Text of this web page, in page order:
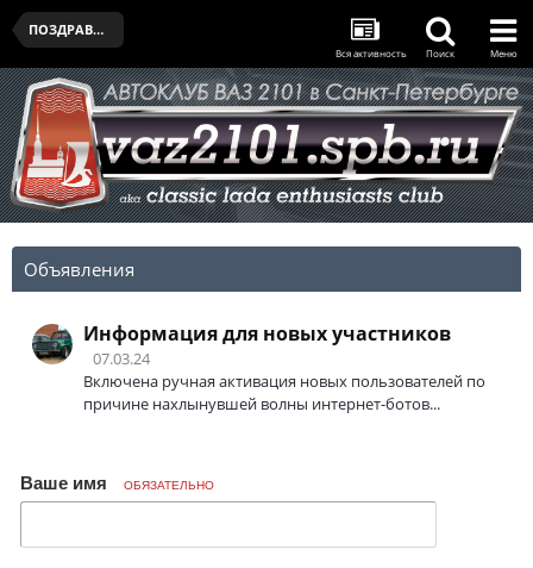
ПОЗДРАВЛЯЛЬНЯ
Вся активность Поиск Меню
Объявления
Информация для новых участников
07.03.24
Включена ручная активация новых пользователей по
причине нахлынувшей волны интернет-ботов...
Ваше имя ОБЯЗАТЕЛЬНО